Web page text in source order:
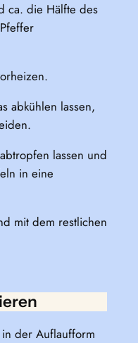
ca. die Hälfte des
abkühlen lassen,
lassen und
in eine
mit dem restlichen
der Auflaufform